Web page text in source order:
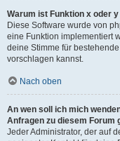
Warum ist Funktion x oder
Diese Software wurde von
eine Funktion implementiert
deine Stimme für
vorschlagen kannst.
Nach oben
An wen soll ich mich
Anfragen zu diesem Forum
Jeder Administrator, der auf